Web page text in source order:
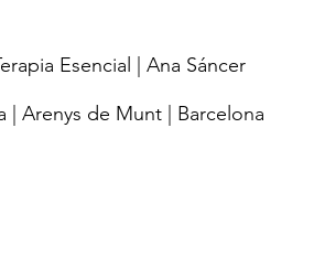
Esencial | Ana Sáncer
| Arenys de Munt | Barcelona